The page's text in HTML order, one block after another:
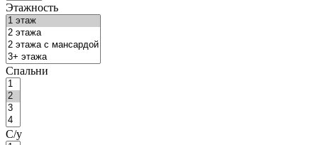
Этажность
Спальни
С/у